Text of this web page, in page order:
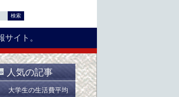
イト。
» 人気の記事
大学生の生活費平均